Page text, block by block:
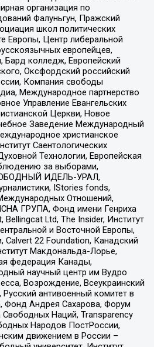
организация по
Фалуньгун, Пражский
школ политических
Европы, Центр либеральной
европейцев,
Бард колледж, Европейский
Оксфордский российский
Компания свободы
Международное партнерство
Управление Евангельских
Церкви, Новое
Заведение Международный
христианское
Саентологических
Технологии, Европейская
за выборами,
ИДЕЛЬ-УРАЛ,
IStories fonds,
Отношений,
ГРУПА, Фонд имени Генриха
Bellingcat Ltd, The Insider, Институт
и Восточной Европы,
22 Foundation, Канадский
Макдональда-Лорье,
федерация Канады,
научный центр им Вудро
Возрождение, Всеукраинский
антивоенный комитет в
Фонд Андрея Сахарова, Форум
Наций, Transparеncy
Народов ПостРоссии,
движением в России –